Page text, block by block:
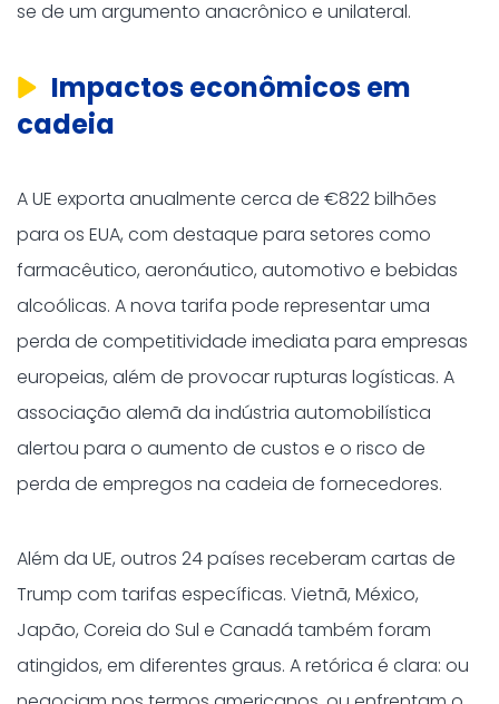
se de um argumento anacrônico e unilateral.
Impactos econômicos em
cadeia
A UE exporta anualmente cerca de €822 bilhões
para os EUA, com destaque para setores como
farmacêutico, aeronáutico, automotivo e bebidas
alcoólicas. A nova tarifa pode representar uma
perda de competitividade imediata para empresas
europeias, além de provocar rupturas logísticas. A
associação alemã da indústria automobilística
alertou para o aumento de custos e o risco de
perda de empregos na cadeia de fornecedores.
Além da UE, outros 24 países receberam cartas de
Trump com tarifas específicas. Vietnã, México,
Japão, Coreia do Sul e Canadá também foram
atingidos, em diferentes graus. A retórica é clara: ou